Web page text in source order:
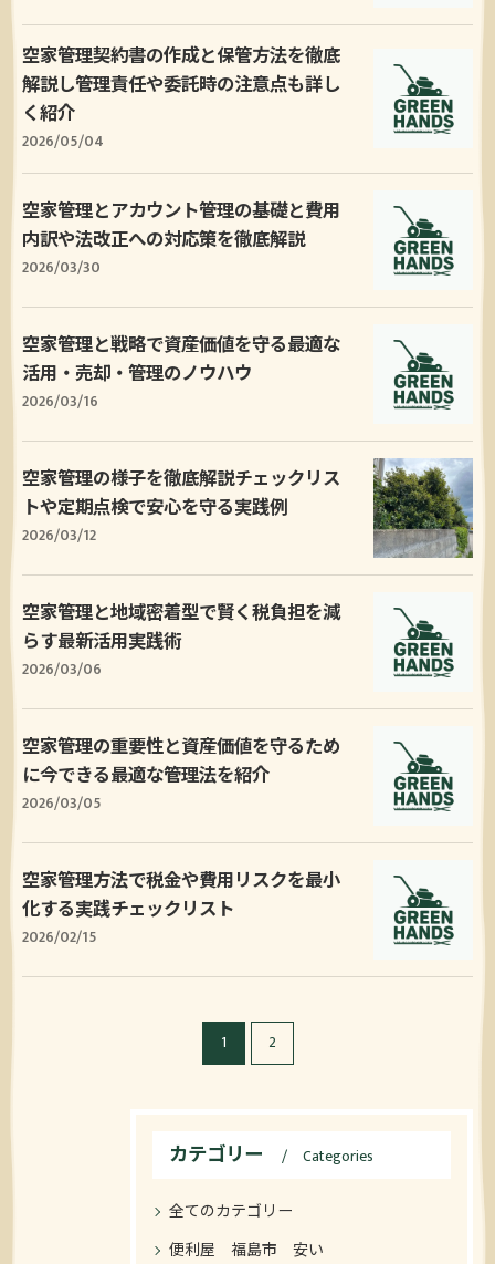
空家管理契約書の作成と保管方法を徹底
解説し管理責任や委託時の注意点も詳し
く紹介
2026/05/04
空家管理とアカウント管理の基礎と費用
内訳や法改正への対応策を徹底解説
2026/03/30
空家管理と戦略で資産価値を守る最適な
活用・売却・管理のノウハウ
2026/03/16
空家管理の様子を徹底解説チェックリス
トや定期点検で安心を守る実践例
2026/03/12
空家管理と地域密着型で賢く税負担を減
らす最新活用実践術
2026/03/06
空家管理の重要性と資産価値を守るため
に今できる最適な管理法を紹介
2026/03/05
空家管理方法で税金や費用リスクを最小
化する実践チェックリスト
2026/02/15
1 2
カテゴリー Categories
全てのカテゴリー
便利屋 福島市 安い